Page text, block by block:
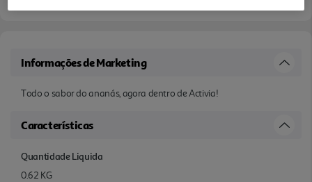
Informações de Marketing
Todo o sabor do ananás, agora dentro de Activia!
Características
Quantidade Liquida
0.62 KG